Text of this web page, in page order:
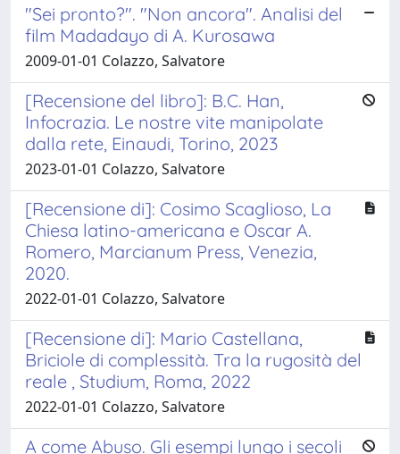
"Sei pronto?". "Non ancora". Analisi del
film Madadayo di A. Kurosawa
2009-01-01 Colazzo, Salvatore
[Recensione del libro]: B.C. Han,
Infocrazia. Le nostre vite manipolate
dalla rete, Einaudi, Torino, 2023
2023-01-01 Colazzo, Salvatore
[Recensione di]: Cosimo Scaglioso, La
Chiesa latino-americana e Oscar A.
Romero, Marcianum Press, Venezia,
2020.
2022-01-01 Colazzo, Salvatore
[Recensione di]: Mario Castellana,
Briciole di complessità. Tra la rugosità del
reale , Studium, Roma, 2022
2022-01-01 Colazzo, Salvatore
A come Abuso. Gli esempi lungo i secoli